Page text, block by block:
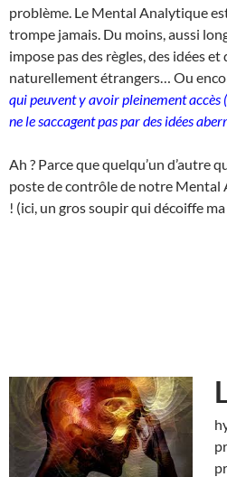
problème. Le Mental Analytique
trompe jamais. Du moins, aussi
impose pas des règles, des idées et
naturellement étrangers… Ou
qui peuvent y avoir pleinement accès
ne le saccagent pas par des idées
Ah ? Parce que quelqu’un d’autre
poste de contrôle de notre Mental
! (ici, un gros soupir qui décoiffe